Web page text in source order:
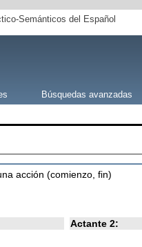
Semánticos del Español
Búsquedas avanzadas
acción (comienzo, fin)
Actante 2: